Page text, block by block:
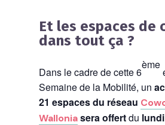
Et les espaces de
dans tout ça ?
Dans le cadre de cette 6
ème
Semaine de la Mobilité, un
21 espaces du réseau
Walloniasera offertdu